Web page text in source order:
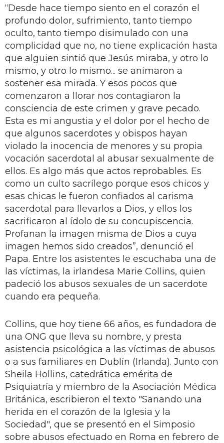
“Desde hace tiempo siento en el corazón el
profundo dolor, sufrimiento, tanto tiempo
oculto, tanto tiempo disimulado con una
complicidad que no, no tiene explicación hasta
que alguien sintió que Jesús miraba, y otro lo
mismo, y otro lo mismo... se animaron a
sostener esa mirada. Y esos pocos que
comenzaron a llorar nos contagiaron la
consciencia de este crimen y grave pecado.
Esta es mi angustia y el dolor por el hecho de
que algunos sacerdotes y obispos hayan
violado la inocencia de menores y su propia
vocación sacerdotal al abusar sexualmente de
ellos. Es algo más que actos reprobables. Es
como un culto sacrílego porque esos chicos y
esas chicas le fueron confiados al carisma
sacerdotal para llevarlos a Dios, y ellos los
sacrificaron al ídolo de su concupiscencia.
Profanan la imagen misma de Dios a cuya
imagen hemos sido creados”, denunció el
Papa. Entre los asistentes le escuchaba una de
las víctimas, la irlandesa Marie Collins, quien
padeció los abusos sexuales de un sacerdote
cuando era pequeña.
Collins, que hoy tiene 66 años, es fundadora de
una ONG que lleva su nombre, y presta
asistencia psicológica a las víctimas de abusos
o a sus familiares en Dublín (Irlanda). Junto con
Sheila Hollins, catedrática emérita de
Psiquiatría y miembro de la Asociación Médica
Británica, escribieron el texto "Sanando una
herida en el corazón de la Iglesia y la
Sociedad", que se presentó en el Simposio
sobre abusos efectuado en Roma en febrero de